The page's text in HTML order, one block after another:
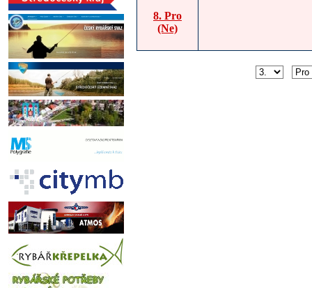
8. Pro
(Ne)